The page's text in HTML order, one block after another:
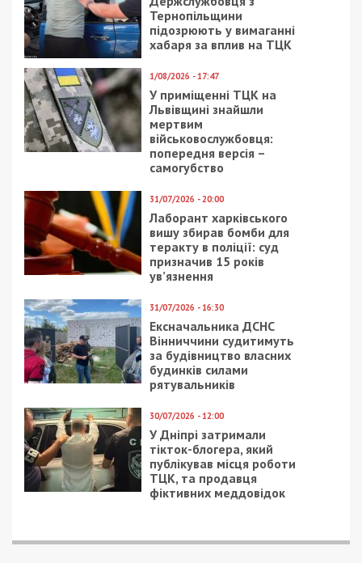
24/04/2019 - 11:32
В днепровских Чаплях
наконец-то появится
централизованная
система канализации
Директорку ліцею на
Хмельниччині
засудили до 5 років за
мільйона гривень